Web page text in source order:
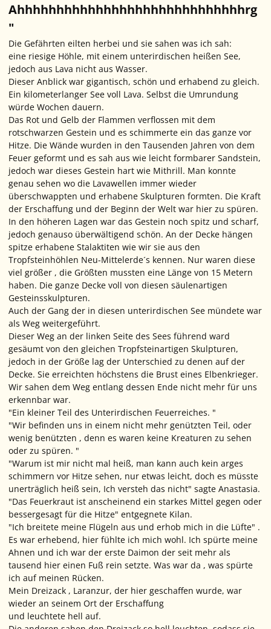
Ahhhhhhhhhhhhhhhhhhhhhhhhhhhhhrg
"
Die Gefährten eilten herbei und sie sahen was ich sah:
eine riesige Höhle, mit einem unterirdischen heißen See,
jedoch aus Lava nicht aus Wasser.
Dieser Anblick war gigantisch, schön und erhabend zu gleich.
Ein kilometerlanger See voll Lava. Selbst die Umrundung
würde Wochen dauern.
Das Rot und Gelb der Flammen verflossen mit dem
rotschwarzen Gestein und es schimmerte ein das ganze vor
Hitze. Die Wände wurden in den Tausenden Jahren von dem
Feuer geformt und es sah aus wie leicht formbarer Sandstein,
jedoch war dieses Gestein hart wie Mithrill. Man konnte
genau sehen wo die Lavawellen immer wieder
überschwappten und erhabene Skulpturen formten. Die Kraft
der Erschaffung und der Beginn der Welt war hier zu spüren.
In den höheren Lagen war das Gestein noch spitz und scharf,
jedoch genauso überwältigend schön. An der Decke hängen
spitze erhabene Stalaktiten wie wir sie aus den
Tropfsteinhöhlen Neu-Mittelerde´s kennen. Nur waren diese
viel größer , die Größten mussten eine Länge von 15 Metern
haben. Die ganze Decke voll von diesen säulenartigen
Gesteinsskulpturen.
Auch der Gang der in diesen unterirdischen See mündete war
als Weg weitergeführt.
Dieser Weg an der linken Seite des Sees führend ward
gesäumt von den gleichen Tropfsteinartigen Skulpturen,
jedoch in der Größe lag der Unterschied zu denen auf der
Decke. Sie erreichten höchstens die Brust eines Elbenkrieger.
Wir sahen dem Weg entlang dessen Ende nicht mehr für uns
erkennbar war.
"Ein kleiner Teil des Unterirdischen Feuerreiches. "
"Wir befinden uns in einem nicht mehr genützten Teil, oder
wenig benützten , denn es waren keine Kreaturen zu sehen
oder zu spüren. "
"Warum ist mir nicht mal heiß, man kann auch kein arges
schimmern vor Hitze sehen, nur etwas leicht, doch es müsste
unerträglich heiß sein, Ich versteh das nicht" sagte Anastasia.
"Das Feuerkraut ist anscheinend ein starkes Mittel gegen oder
bessergesagt für die Hitze" entgegnete Kilan.
"Ich breitete meine Flügeln aus und erhob mich in die Lüfte" .
Es war erhebend, hier fühlte ich mich wohl. Ich spürte meine
Ahnen und ich war der erste Daimon der seit mehr als
tausend hier einen Fuß rein setzte. Was war da , was spürte
ich auf meinen Rücken.
Mein Dreizack , Laranzur, der hier geschaffen wurde, war
wieder an seinem Ort der Erschaffung
und leuchtete hell auf.